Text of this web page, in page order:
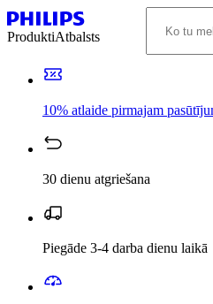
ProduktiAtbalsts
10% atlaide pirmajam
30 dienu atgriešana
Piegāde 3-4 darba dienu laikā